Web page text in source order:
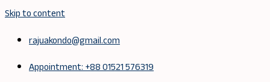
Skip to content
rajuakondo@gmail.com
Appointment: +88 01521 576319